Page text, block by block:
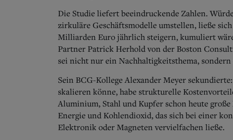
Die Studie liefert beeindruckende Zahlen.
zirkuläre Geschäftsmodelle umstellen, ließe
Milliarden Euro jährlich steigern, kumuliert
Partner Patrick Herhold von der Boston
sei nicht nur ein Nachhaltigkeitsthema,
Sein BCG-Kollege Alexander Meyer
skalieren könne, habe strukturelle
Aluminium, Stahl und Kupfer schon heute
Energie und Kohlendioxid, das sich bei einer
Elektronik oder Magneten vervielfachen ließe.